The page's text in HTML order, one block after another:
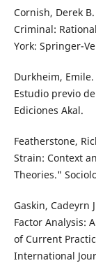
Cornish, Derek
Criminal:
York: Springer-
Durkheim,
Estudio previo
Ediciones Akal.
Featherstone,
Strain: Context
Theories."
Gaskin, Cadeyrn
Factor Analysis:
of Current
International